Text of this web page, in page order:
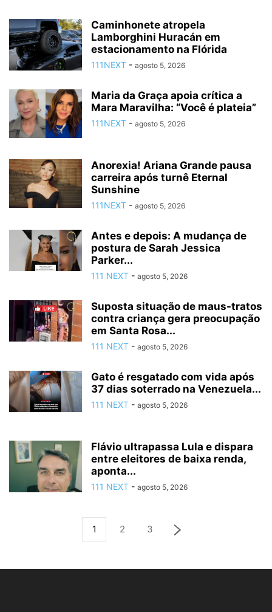
Caminhonete atropela
Lamborghini Huracán em
estacionamento na Flórida
111NEXT - agosto 5, 2026
Maria da Graça apoia crítica a
Mara Maravilha: “Você é plateia”
111NEXT - agosto 5, 2026
Anorexia! Ariana Grande pausa
carreira após turnê Eternal
Sunshine
111NEXT - agosto 5, 2026
Antes e depois: A mudança de
postura de Sarah Jessica
Parker...
111 NEXT - agosto 5, 2026
Suposta situação de maus-tratos
contra criança gera preocupação
em Santa Rosa...
111 NEXT - agosto 5, 2026
Gato é resgatado com vida após
37 dias soterrado na Venezuela...
111 NEXT - agosto 5, 2026
Flávio ultrapassa Lula e dispara
entre eleitores de baixa renda,
aponta...
111 NEXT - agosto 5, 2026
1 2 3